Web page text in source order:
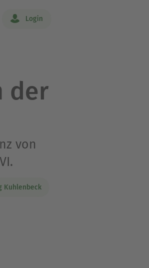
Login
der
von
Kuhlenbeck